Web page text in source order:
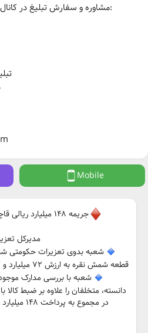
مشاوره و سفارش تبلیغ در کانال‌های مجموعه‌ی خبرفوری:
تبلیغ در
Mobile
جریمه ۱۴۸ میلیارد ریالی قاچاقچیان شمش نقره در شبستر
مدیرکل
قطعه شمش نقره به ارزش ۷۲ میلیارد و ۴۲۷ میلیون ریال رسیدگی کرد.
شعبه با بررسی مدارک موجود
دانسته، متخلفان را علاوه بر ضبط